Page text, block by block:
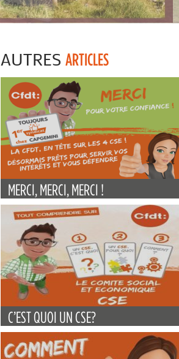
AUTRES ARTICLES
MERCI, MERCI, MERCI !
C’EST QUOI UN CSE?